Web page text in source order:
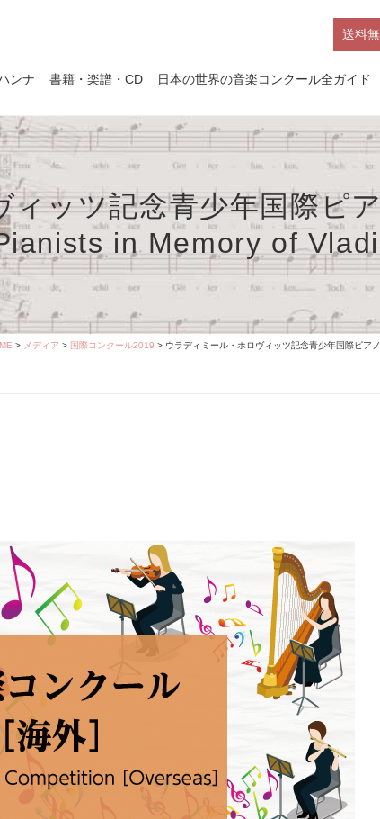
送料
ンナ 書籍・楽譜・CD 日本の世界の音楽コンクール全ガイド
ィッツ記念青少年国際ピ
in Memory of
> メディア > 国際コンクール2019 > ウラディミール・ホロヴィッツ記念青少年国際ピ